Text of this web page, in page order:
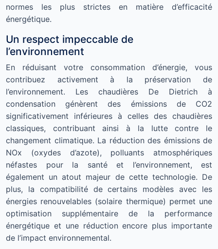
normes les plus strictes en matière d’efficacité
énergétique.
Un respect impeccable de
l’environnement
En réduisant votre consommation d’énergie, vous
contribuez activement à la préservation de
l’environnement. Les chaudières De Dietrich à
condensation génèrent des émissions de CO2
significativement inférieures à celles des chaudières
classiques, contribuant ainsi à la lutte contre le
changement climatique. La réduction des émissions de
NOx (oxydes d’azote), polluants atmosphériques
néfastes pour la santé et l’environnement, est
également un atout majeur de cette technologie. De
plus, la compatibilité de certains modèles avec les
énergies renouvelables (solaire thermique) permet une
optimisation supplémentaire de la performance
énergétique et une réduction encore plus importante
de l’impact environnemental.